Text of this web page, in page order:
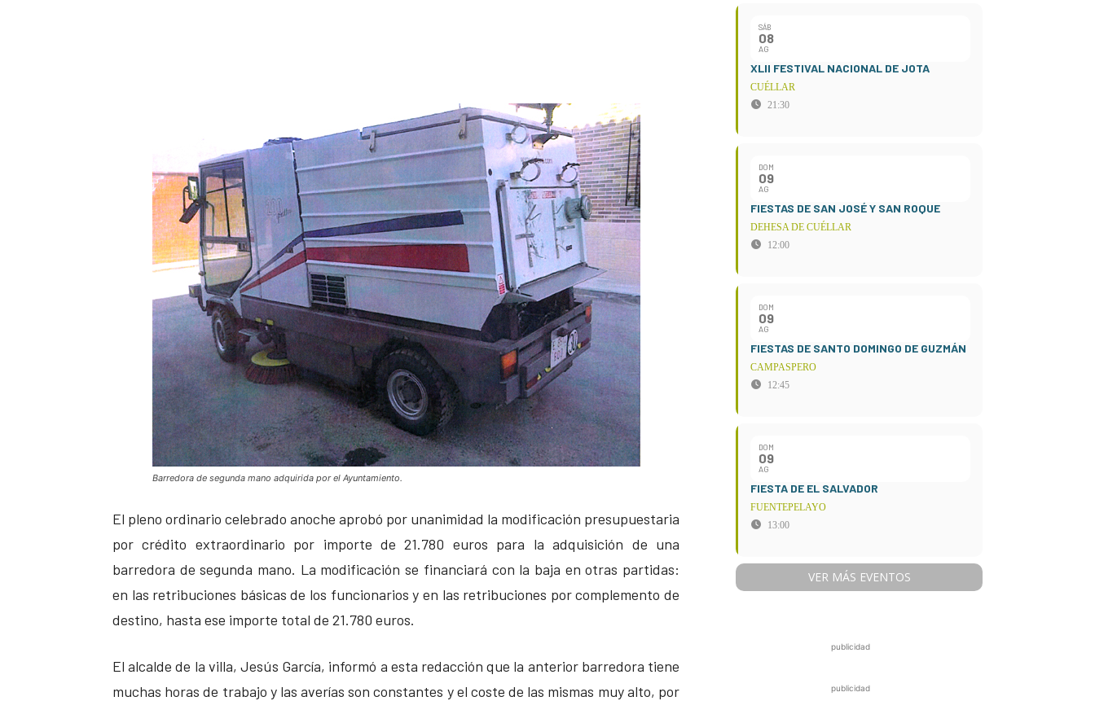
Barredora de segunda mano adquirida por el Ayuntamiento.
El pleno ordinario celebrado anoche aprobó por unanimidad la modificación presupuestaria
por crédito extraordinario por importe de 21.780 euros para la adquisición de una
barredora de segunda mano. La modificación se financiará con la baja en otras partidas:
en las retribuciones básicas de los funcionarios y en las retribuciones por complemento de
destino, hasta ese importe total de 21.780 euros.
El alcalde de la villa, Jesús García, informó a esta redacción que la anterior barredora tiene
muchas horas de trabajo y las averías son constantes y el coste de las mismas muy alto, por
SÁB
08
AG
XLII FESTIVAL NACIONAL DE JOTA
CUÉLLAR
21:30
DOM
09
AG
FIESTAS DE SAN JOSÉ Y SAN ROQUE
DEHESA DE CUÉLLAR
12:00
DOM
09
AG
FIESTAS DE SANTO DOMINGO DE GUZMÁN
CAMPASPERO
12:45
DOM
09
AG
FIESTA DE EL SALVADOR
FUENTEPELAYO
13:00
VER MÁS EVENTOS
publicidad
publicidad